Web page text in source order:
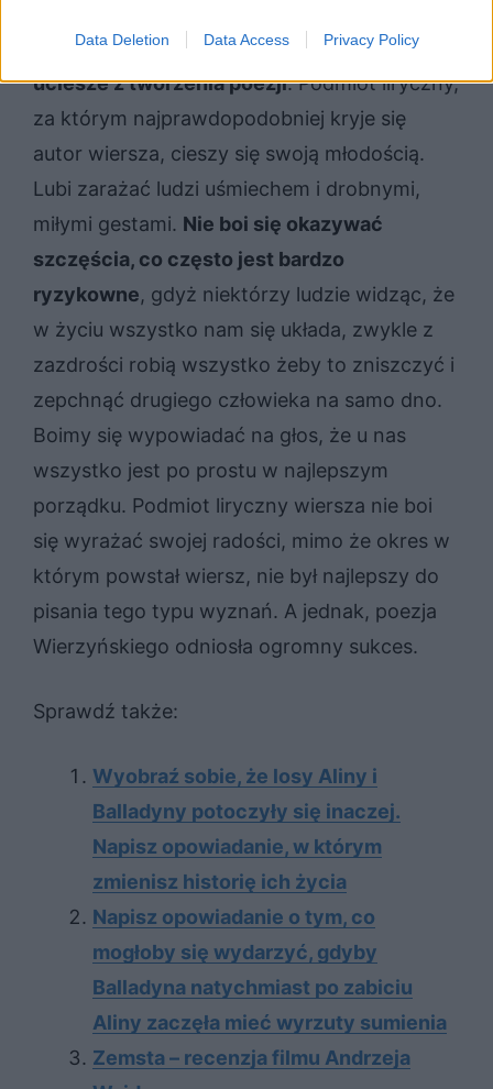
Data Deletion Data Access Privacy Policy
odczuwaniu młodzieńczego szaleństwa i
uciesze z tworzenia poezji. Podmiot liryczny,
za którym najprawdopodobniej kryje się
autor wiersza, cieszy się swoją młodością.
Lubi zarażać ludzi uśmiechem i drobnymi,
miłymi gestami. Nie boi się okazywać
szczęścia, co często jest bardzo
ryzykowne, gdyż niektórzy ludzie widząc, że
w życiu wszystko nam się układa, zwykle z
zazdrości robią wszystko żeby to zniszczyć i
zepchnąć drugiego człowieka na samo dno.
Boimy się wypowiadać na głos, że u nas
wszystko jest po prostu w najlepszym
porządku. Podmiot liryczny wiersza nie boi
się wyrażać swojej radości, mimo że okres w
którym powstał wiersz, nie był najlepszy do
pisania tego typu wyznań. A jednak, poezja
Wierzyńskiego odniosła ogromny sukces.
Sprawdź także:
Wyobraź sobie, że losy Aliny i
Balladyny potoczyły się inaczej.
Napisz opowiadanie, w którym
zmienisz historię ich życia
Napisz opowiadanie o tym, co
mogłoby się wydarzyć, gdyby
Balladyna natychmiast po zabiciu
Aliny zaczęła mieć wyrzuty sumienia
Zemsta – recenzja filmu Andrzeja